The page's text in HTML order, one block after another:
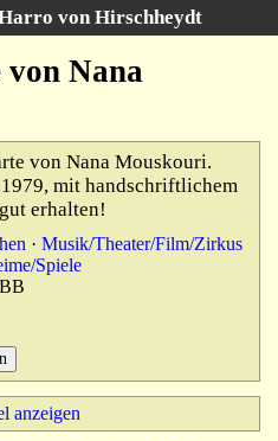
von Hirschheydt
Nana
von Nana Mouskouri.
mit handschriftlichem
erhalten!
· Musik/Theater/Film/Zirkus
Spiele
anzeigen